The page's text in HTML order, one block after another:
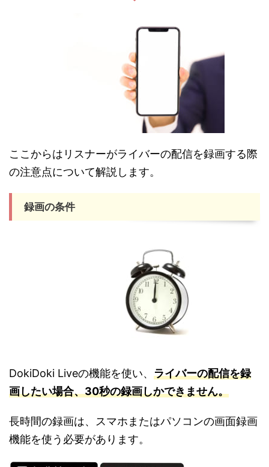
ここからはリスナーがライバーの配信を録画する際
の注意点について解説します。
録画の条件
DokiDoki Liveの機能を使い、 ライバーの配信を録
画したい場合、30秒の録画しかできません。
長時間の録画は、スマホまたはパソコンの画面録画
機能を使う必要があります。